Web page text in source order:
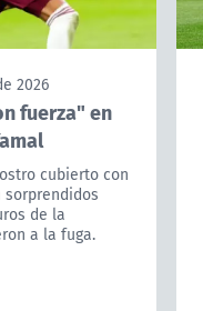
2026
fuerza" en
cubierto con
de la
a la fuga.